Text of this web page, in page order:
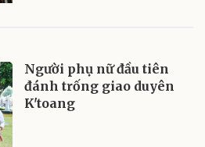
Người phụ nữ đầu tiên
đánh trống giao duyên
K'toang